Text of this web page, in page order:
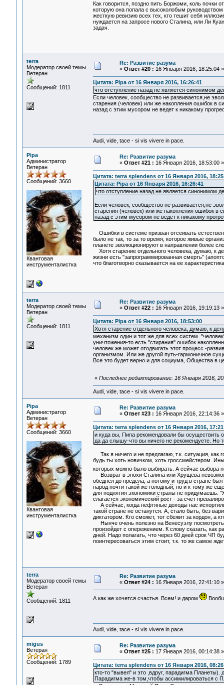
Как говорится, поздно пить Боржоми, коль почки
которую она попала с высоколобым
жесткую ревизию всех тех, кто тешит себя
нуждается на запросе нового Сталина, или Ли
задач.
terra
Модератор своей темы
Ветеран
Сообщений: 1811
Re: Развитие разума
« Ответ #20 : 16 Января 2016, 18:25:04 »
Цитата: Pipa от 16 Января 2016, 16:26:41
что отступление назад не является синонимом
Если человек, сообщество не развивается,не
старения (человек) или же накопления ошибок в
назад с этим мусором не ведет к никакому
Audi, vide, tace - si vis vivere in pace.
Pipa
Администратор
Ветеран
Сообщений: 3660
Квантовая
инструменталистка
Re: Развитие разума
« Ответ #21 : 16 Января 2016, 18:53:00 »
Цитата: terra splendens от 16 Января 2016,
Цитата: Pipa от 16 Января 2016, 16:26:41
что отступление назад не является синонимом
Если человек, сообщество не развивается,не
старения (человек) или же накопления ошибок в
назад с этим мусором не ведет к никакому
Ошибки в системе призван отсеивать
было не так, то за то время, которое живые
планете эволюционируют в направлении более
Хотя старение отдельного человека, думаю, к
жизни есть "запрограммированная смерть"
что благотворно сказывается на ее
terra
Модератор своей темы
Ветеран
Сообщений: 1811
Re: Развитие разума
« Ответ #22 : 16 Января 2016, 19:19:13 »
Цитата: Pipa от 16 Января 2016, 18:53:00
Хотя старение отдельного человека, думаю, к
механизм один и тот же для всех систем.
уничтожения-то есть "стирания" ошибок
человек же может отодвигать этот процесс -
организмом. Или же другой путь-гармоничное
Все это будет верно и для социума, Общества в
« Последнее редактирование: 16 Января 2016,
Audi, vide, tace - si vis vivere in pace.
Pipa
Администратор
Ветеран
Сообщений: 3660
Квантовая
инструменталистка
Re: Развитие разума
« Ответ #23 : 16 Января 2016, 22:14:36 »
Цитата: terra splendens от 16 Января 2016,
и куда вы, Пипа рекомендовали бы осуществить
да да слышу-что вы ничего не рекомендуете. Но
Так я ничего и не предлагаю, т.к. ситуация, как
будь ты хоть новичком, хоть гроссмейстером.
которых можно было выбирать. А сейчас выбора
Возврат в эпохи Сталина или Хрущева
обеднел до предела, а потому и труд в стране
народ почти такой же голодный, но и к тому же
для поднятия экономики страны не придумаешь.
слагается экономический рост - за счет
А сейчас, когда нефтяные доходы нас
такой стране не останутся. А, стало быть, без
диктатором. Кто сможет, тот сбежит за кордон, а
Нынче очень полезно на Венесуэлу
произойдет с опережением. К слову сказать, как
дней. Надо полагать, что через 60 дней срок ЧП
поинтересоваться этим стоит, т.к. то же самое
terra
Модератор своей темы
Ветеран
Сообщений: 1811
Re: Развитие разума
« Ответ #24 : 16 Января 2016, 22:41:10 »
А как же хочется счастья. Всем! и даром
Audi, vide, tace - si vis vivere in pace.
migus
Ветеран
Сообщений: 1789
Re: Развитие разума
« Ответ #25 : 17 Января 2016, 00:14:38 »
Цитата: terra splendens от 16 Января 2016,
кто-то "вывел" и это ,вдруг, парадигма
Парадигма же-в том,чтобы ассимилироваться с